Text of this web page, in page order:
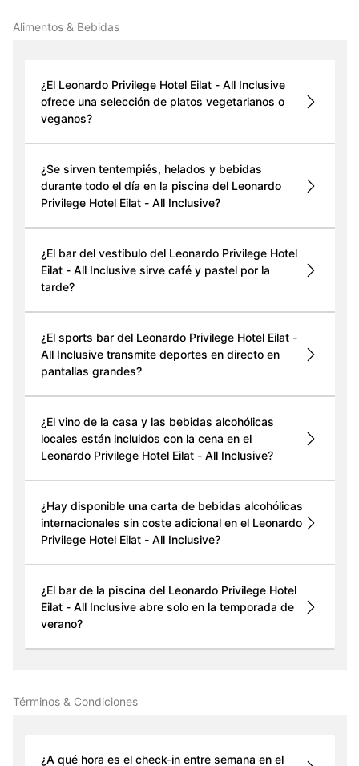
Alimentos & Bebidas
¿El Leonardo Privilege Hotel Eilat - All Inclusive
ofrece una selección de platos vegetarianos o
veganos?
¿Se sirven tentempiés, helados y bebidas
durante todo el día en la piscina del Leonardo
Privilege Hotel Eilat - All Inclusive?
¿El bar del vestíbulo del Leonardo Privilege Hotel
Eilat - All Inclusive sirve café y pastel por la
tarde?
¿El sports bar del Leonardo Privilege Hotel Eilat -
All Inclusive transmite deportes en directo en
pantallas grandes?
¿El vino de la casa y las bebidas alcohólicas
locales están incluidos con la cena en el
Leonardo Privilege Hotel Eilat - All Inclusive?
¿Hay disponible una carta de bebidas alcohólicas
internacionales sin coste adicional en el Leonardo
Privilege Hotel Eilat - All Inclusive?
¿El bar de la piscina del Leonardo Privilege Hotel
Eilat - All Inclusive abre solo en la temporada de
verano?
Términos & Condiciones
¿A qué hora es el check-in entre semana en el